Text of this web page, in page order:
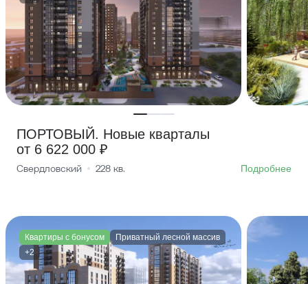
ПОРТОВЫЙ. Новые кварталы
от 6 622 000 ₽
Свердловский 228 кв. Подробнее
Квартиры с бонусом
Приватный лесной массив
+2